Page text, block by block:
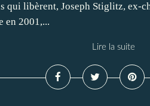
qui libèrent, Joseph Stiglitz, ex-
en 2001,...
Lire la suite